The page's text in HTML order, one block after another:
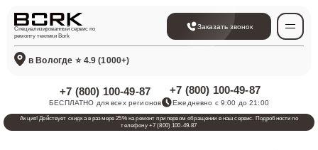
Специализированный сервис по
ремонту техники Bork
Заказать звонок
в Вологде ⭐ 4.9 (1000+)
+7 (800) 100-49-87
БЕСПЛАТНО для всех регионов
+7 (800) 100-49-87
Ежедневно с 9:00 до 21:00
Акция! Действует скидка в размере 25% на ремонт при первом обращении в наш сервис. Подробности по
телефону +7 (800) 100-49-87